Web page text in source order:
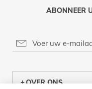
ABONNEER
OVER ONS